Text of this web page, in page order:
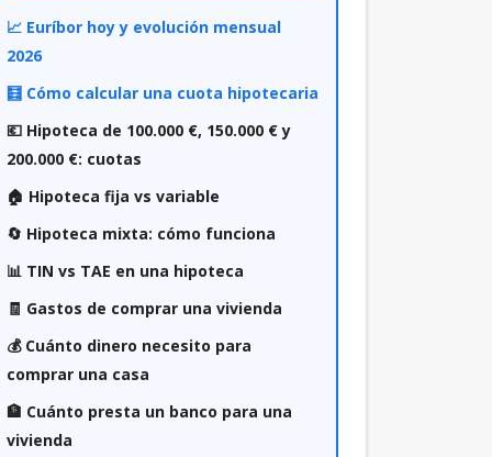
📈 Euríbor hoy y evolución mensual
2026
🧮 Cómo calcular una cuota hipotecaria
💶 Hipoteca de 100.000 €, 150.000 € y
200.000 €: cuotas
🏠 Hipoteca fija vs variable
🔄 Hipoteca mixta: cómo funciona
📊 TIN vs TAE en una hipoteca
🧾 Gastos de comprar una vivienda
💰 Cuánto dinero necesito para
comprar una casa
🏦 Cuánto presta un banco para una
vivienda